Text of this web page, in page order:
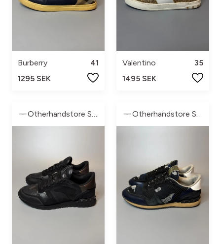
Burberry
41
1295 SEK
Valentino
35
1495 SEK
Otherhandstore Sweden Otherhandstore Sweden